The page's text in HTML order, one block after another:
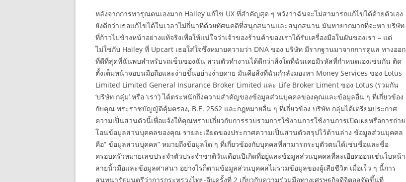
หลังจากการทารุณตนเองมาก Hailey แก้ไข UX ที่สำคัญสุด ๆ หวังว่าฉันจะไม่สามารถแก้ไขได้ด้วยตัวเอง
ยังดีกว่าเธอแก้ไขได้ในเวลาไม่กี่นาทีด้วยทัศนคติที่สนุกสนานและสนุกสนาน มันหายากมากที่จะหา บริษัท
ที่ก้าวไปข้างหน้าอย่างแท้จริงเพื่อให้แน่ใจว่าเจ้าของร้านค้าของเราได้รับเครื่องมือในฝันของเรา – แต่
ไม่ใช่กับ Hailey ที่ Upcart เธอใส่ใจซึ่งหมายความว่า DNA ของ บริษัท มีรากฐานมาจากการดูแล ทางออก
ที่ดีที่สุดที่ฉันพบสำหรับรถเข็นของฉัน ส่วนตัวทำงานได้ดีกว่าสิ่งใดที่ฉันเคยมีรหัสที่กำหนดเองเช่นกัน ติด
ตั้งเต็มหน้าจอบนมือถือและง่ายขึ้นอย่างง่ายดาย มันคือสิ่งที่ฉันกำลังมองหา Money Services ของ Lotus
Limited Limited General Insurance Broker Limited และ Life Broker Liment ของ Lotus (รวมกัน
‘บริษัท กลุ่ม’ หรือ ‘เรา’) ได้ตระหนักถึงความสำคัญของข้อมูลส่วนบุคคลของคุณและข้อมูลอื่น ๆ ที่เกี่ยวข้อง
กับคุณ พระราชบัญญัติคุ้มครอง, B.E. 2562 และกฎหมายอื่น ๆ ที่เกี่ยวข้อง บริษัท กลุ่มได้เตรียมประกาศ
ความเป็นส่วนตัวนี้เพื่อแจ้งให้คุณทราบเกี่ยวกับการรวบรวมการใช้งานการใช้งานการเปิดเผยหรือการถ่าย
โอนข้อมูลส่วนบุคคลของคุณ รายละเอียดของประกาศความเป็นส่วนตัวสรุปไว้ด้านล่าง ข้อมูลส่วนบุคคล
คือ“ ข้อมูลส่วนบุคคล” หมายถึงข้อมูลใด ๆ ที่เกี่ยวข้องกับบุคคลที่สามารถระบุตัวตนได้เช่นชื่อและชื่อ
ครอบครัวหมายเลขประจำตัวประจำชาติวันเดือนปีเกิดที่อยู่และข้อมูลส่วนบุคคลที่ละเอียดอ่อนเช่นใบหน้า
ลายนิ้วมือและข้อมูลศาสนา อย่างไรก็ตามข้อมูลส่วนบุคคลไม่รวมข้อมูลของผู้เสียชีวิต เมื่อเร็ว ๆ นี้การ
สนทนารัฐมนตรีว่าการกระทรวงไทย-จีนครั้งที่ 2 เกี่ยวกับความร่วมมือทางเศรษฐกิจดิจิตอลจัดขึ้นที่